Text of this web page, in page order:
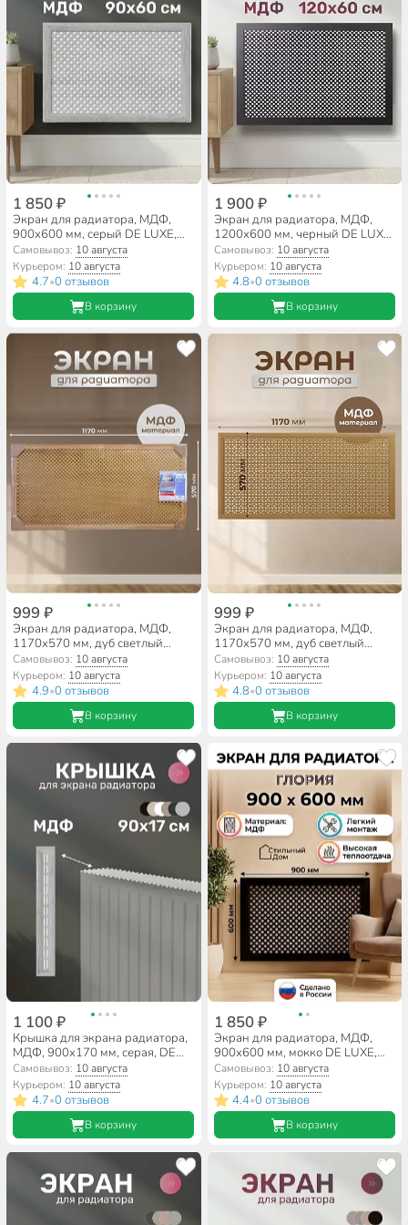
1 850 ₽
Экран для радиатора, МДФ,
900х600 мм, серый DE LUXE,
Готико, Стильный Дом
Самовывоз: 10 августа
Курьером: 10 августа
4.7•0 отзывов
В корзину
1 900 ₽
Экран для радиатора, МДФ,
1200х600 мм, черный DE LUXE,
Глория, Стильный Дом
Самовывоз: 10 августа
Курьером: 10 августа
4.8•0 отзывов
В корзину
999 ₽
Экран для радиатора, МДФ,
1170х570 мм, дуб светлый
DE LUXE, Глория, Стильный Дом
Самовывоз: 10 августа
Курьером: 10 августа
4.9•0 отзывов
В корзину
999 ₽
Экран для радиатора, МДФ,
1170х570 мм, дуб светлый
DE LUXE, Дамаско, Стильный
Дом
Самовывоз: 10 августа
Курьером: 10 августа
4.8•0 отзывов
В корзину
1 100 ₽
Крышка для экрана радиатора,
МДФ, 900х170 мм, серая, DE
LUXE, Стильный Дом
Самовывоз: 10 августа
Курьером: 10 августа
4.7•0 отзывов
В корзину
1 850 ₽
Экран для радиатора, МДФ,
900х600 мм, мокко DE LUXE,
Глория, Стильный Дом
Самовывоз: 10 августа
Курьером: 10 августа
4.4•0 отзывов
В корзину